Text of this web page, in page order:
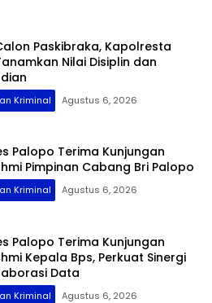
Paskibraka, Kapolresta
Nilai Disiplin dan
Kriminal Agustus 6, 2026
Palopo Terima Kunjungan
Pimpinan Cabang Bri Palopo
Kriminal Agustus 6, 2026
Palopo Terima Kunjungan
Kepala Bps, Perkuat Sinergi
Data
Kriminal Agustus 6, 2026